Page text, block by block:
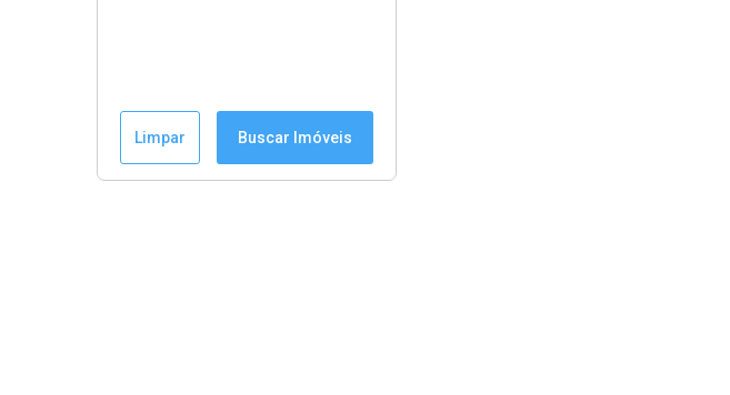
Limpar Buscar Imóveis